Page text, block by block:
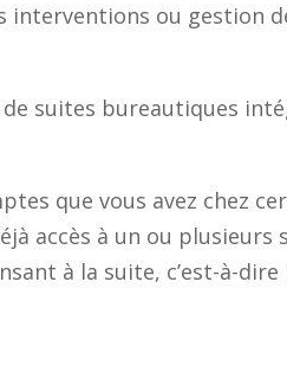
ou gestion
suites bureautiques
que vous avez chez
accès à un ou plusieurs
à la suite, c’est-à-